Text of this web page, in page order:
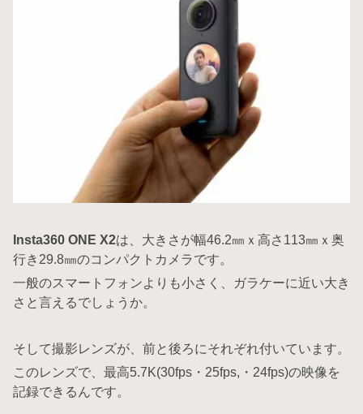
Insta360 ONE X2は、大きさが幅46.2㎜ｘ高さ113㎜ｘ奥
行き29.8㎜のコンパクトカメラです。
一般のスマートフォンよりも小さく、ガラケーに近い大き
さと言えるでしょうか。
そして撮影レンズが、前と後ろにそれぞれ付いています。
このレンズで、最高5.7K(30fps・25fps,・24fps)の映像を
記録できるんです。